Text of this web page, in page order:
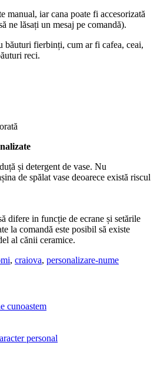
manual, iar cana poate fi accesorizată
ne lăsați un mesaj pe comandă).
băuturi fierbinți, cum ar fi cafea, ceai,
reci.
și detergent de vase. Nu
de spălat vase deoarece există riscul
difere in funcție de ecrane și setările
la comandă este posibil să existe
al cănii ceramice.
, craiova, personalizare-nume
cunoastem
personal